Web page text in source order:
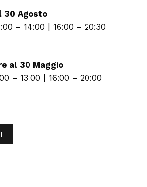
30 Agosto
– 14:00 | 16:00 – 20:30
al 30 Maggio
– 13:00 | 16:00 – 20:00